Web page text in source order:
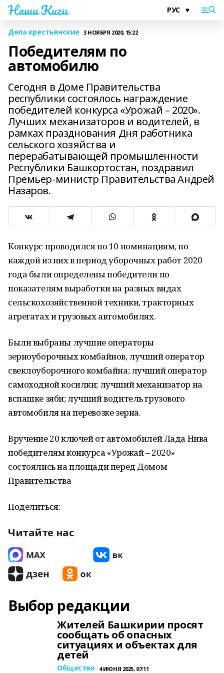
Наши Киги
Дела крестьянские 3 НОЯБРЯ 2020, 15:22
Победителям по
автомобилю
Сегодня в Доме Правительства
республики состоялось награждение
победителей конкурса «Урожай – 2020».
Лучших механизаторов и водителей, в
рамках празднования Дня работника
сельского хозяйства и
перерабатывающей промышленности
Республики Башкортостан, поздравил
Премьер-министр Правительства Андрей
Назаров.
Конкурс проводился по 10 номинациям, по
каждой из них в период уборочных работ 2020
года были определены победители по
показателям выработки на разных видах
сельскохозяйственной техники, тракторных
агрегатах и грузовых автомобилях.
Были выбраны лучшие операторы
зерноуборочных комбайнов, лучший оператор
свеклоуборочного комбайна; лучший оператор
самоходной косилки; лучший механизатор на
вспашке зяби; лучший водитель грузового
автомобиля на перевозке зерна.
Вручение 20 ключей от автомобилей Лада Нива
победителям конкурса «Урожай – 2020»
состоялись на площади перед Домом
Правительства
Поделиться:
Читайте нас
Выбор редакции
Жителей Башкирии просят
сообщать об опасных
ситуациях и объектах для
детей
Общество 4 ИЮНЯ 2025, 07:11